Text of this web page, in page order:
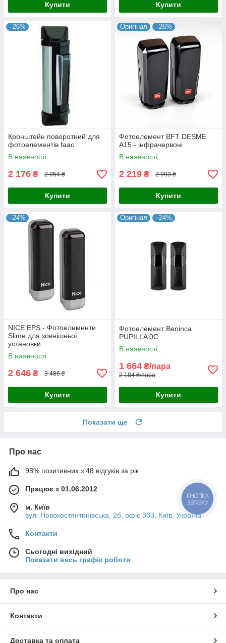
Купити Купити
–26%
Кронштейн поворотний для
фотоелементів faac
В наявності
2 176 ₴ 2 954 ₴
Купити
Оригінал –26%
Фотоелемент BFT DESME
A15 - інфрачервоні
В наявності
2 219 ₴ 2 993 ₴
Купити
–24%
NICE EPS - Фотоелементи
Slime для зовнішньої
установки
В наявності
2 646 ₴ 3 486 ₴
Купити
Оригінал –24%
Фотоелемент Beninca
PUPILLA 0C
В наявності
1 664 ₴/пара
2 184 ₴/пара
Купити
Показати ще
Про нас
98% позитивних з 48 відгуків за рік
Працює з 01.06.2012
м. Київ
вул. Новокостянтинівська, 2б, офіс 303, Київ, Україна
Контакти
Сьогодні вихідний
Показати весь графік роботи
Про нас
Контакти
Доставка та оплата
КНОПКА
ЗВ'ЯЗКУ